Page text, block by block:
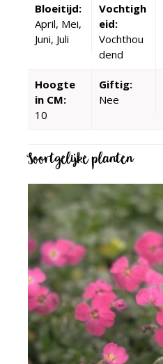
Bloeitijd:
April, Mei,
Juni, Juli
Vochtigh
eid:
Vochthou
dend
Hoogte
in CM:
10
Giftig:
Nee
Soortgelijke planten